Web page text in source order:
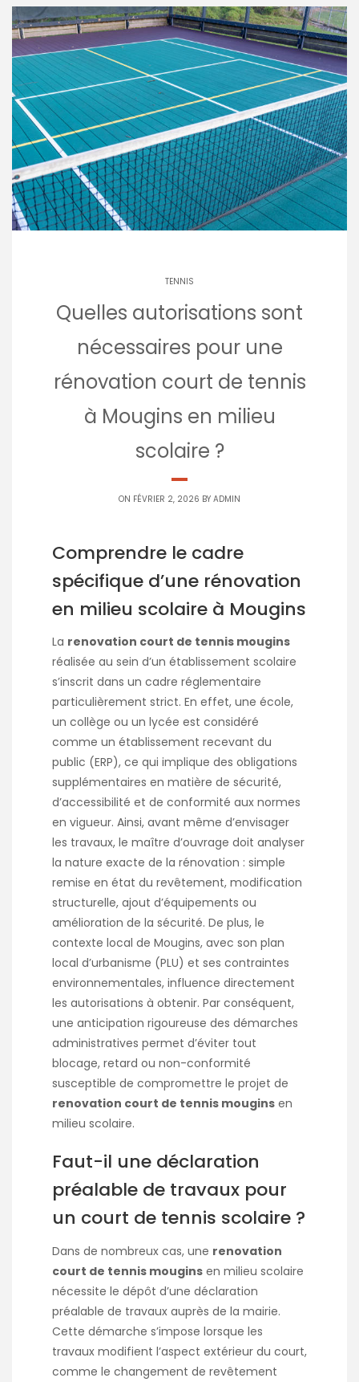
TENNIS
Quelles autorisations sont
nécessaires pour une
rénovation court de tennis
à Mougins en milieu
scolaire ?
ON FÉVRIER 2, 2026 BY ADMIN
Comprendre le cadre
spécifique d’une rénovation
en milieu scolaire à Mougins
La renovation court de tennis mougins
réalisée au sein d’un établissement scolaire
s’inscrit dans un cadre réglementaire
particulièrement strict. En effet, une école,
un collège ou un lycée est considéré
comme un établissement recevant du
public (ERP), ce qui implique des obligations
supplémentaires en matière de sécurité,
d’accessibilité et de conformité aux normes
en vigueur. Ainsi, avant même d’envisager
les travaux, le maître d’ouvrage doit analyser
la nature exacte de la rénovation : simple
remise en état du revêtement, modification
structurelle, ajout d’équipements ou
amélioration de la sécurité. De plus, le
contexte local de Mougins, avec son plan
local d’urbanisme (PLU) et ses contraintes
environnementales, influence directement
les autorisations à obtenir. Par conséquent,
une anticipation rigoureuse des démarches
administratives permet d’éviter tout
blocage, retard ou non-conformité
susceptible de compromettre le projet de
renovation court de tennis mougins en
milieu scolaire.
Faut-il une déclaration
préalable de travaux pour
un court de tennis scolaire ?
Dans de nombreux cas, une renovation
court de tennis mougins en milieu scolaire
nécessite le dépôt d’une déclaration
préalable de travaux auprès de la mairie.
Cette démarche s’impose lorsque les
travaux modifient l’aspect extérieur du court,
comme le changement de revêtement